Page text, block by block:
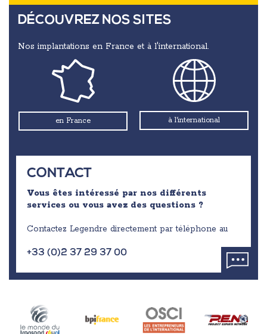
DÉCOUVREZ NOS SITES
Nos implantations en France et à l'international.
en France à l'international
CONTACT
Vous êtes intéressé par nos différents
services ou vous avez des questions ?
Contactez Legendre directement par téléphone au
+33 (0)2 37 29 37 00